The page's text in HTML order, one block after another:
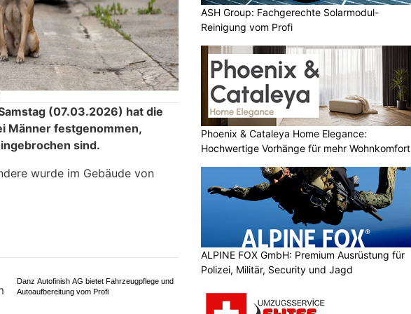
(07.03.2026) hat die
Männer festgenommen,
sind.
wurde im Gebäude von
ASH Group: Fachgerechte Solarmodul-
Reinigung vom Profi
Phoenix & Cataleya Home Elegance:
Hochwertige Vorhänge für mehr Wohnkomfort
ALPINE FOX GmbH: Premium Ausrüstung für
Polizei, Militär, Security und Jagd